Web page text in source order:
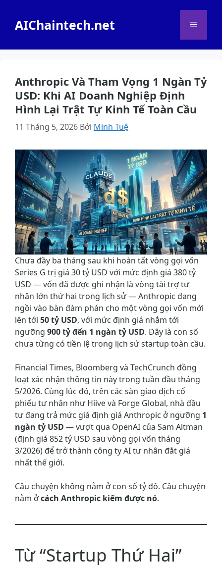
AIChaintech.net Menu
Anthropic Và Tham Vọng 1 Ngàn Tỷ
USD: Khi AI Doanh Nghiệp Định
Hình Lại Trật Tự Kinh Tế Toàn Cầu
11 Tháng 5, 2026 Bởi Minh Tuệ
Chưa đầy ba tháng sau khi hoàn tất vòng gọi vốn
Series G trị giá 30 tỷ USD với mức định giá 380 tỷ
USD — vốn đã được ghi nhận là vòng tài trợ tư
nhân lớn thứ hai trong lịch sử — Anthropic đang
ngồi vào bàn đàm phán cho một vòng gọi vốn mới
lên tới 50 tỷ USD, với mức định giá nhắm tới
ngưỡng 900 tỷ đến 1 ngàn tỷ USD. Đây là con số
chưa từng có tiền lệ trong lịch sử startup toàn cầu.
Financial Times, Bloomberg và TechCrunch đồng
loạt xác nhận thông tin này trong tuần đầu tháng
5/2026. Cùng lúc đó, trên các sàn giao dịch cổ
phiếu tư nhân như Hiive và Forge Global, nhà đầu
tư đang trả mức giá định giá Anthropic ở ngưỡng 1
ngàn tỷ USD — vượt qua OpenAI của Sam Altman
(định giá 852 tỷ USD sau vòng gọi vốn tháng
3/2026) để trở thành công ty AI tư nhân đắt giá
nhất thế giới.
Câu chuyện không nằm ở con số tỷ đô. Câu chuyện
nằm ởcách Anthropic kiếm được nó.
Từ “Startup Thứ Hai”